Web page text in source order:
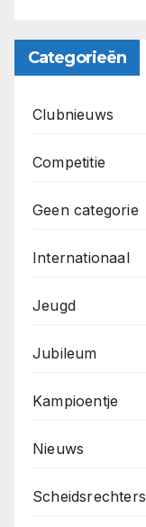
Categorieën
Clubnieuws
Competitie
Geen categorie
Internationaal
Jeugd
Jubileum
Kampioentje
Nieuws
Scheidsrechters